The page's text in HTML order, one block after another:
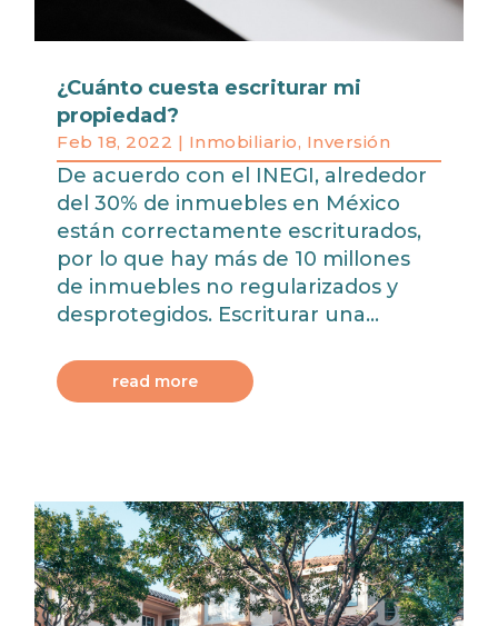
¿Cuánto cuesta escriturar mi
propiedad?
Feb 18, 2022 | Inmobiliario, Inversión
De acuerdo con el INEGI, alrededor
del 30% de inmuebles en México
están correctamente escriturados,
por lo que hay más de 10 millones
de inmuebles no regularizados y
desprotegidos. Escriturar una...
read more